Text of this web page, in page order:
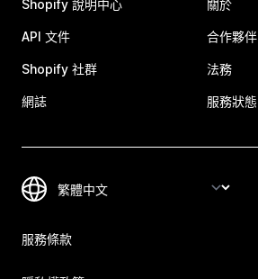
Shopify 說明中心
API 文件
Shopify 社群
網誌
關於
合作夥伴
法務
服務狀態
服務條款